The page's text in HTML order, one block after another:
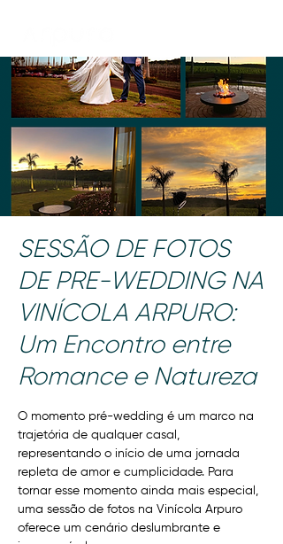
SESSÃO DE FOTOS
DE PRE-WEDDING NA
VINÍCOLA ARPURO:
Um Encontro entre
Romance e Natureza
O momento pré-wedding é um marco na
trajetória de qualquer casal,
representando o início de uma jornada
repleta de amor e cumplicidade. Para
tornar esse momento ainda mais especial,
uma sessão de fotos na Vinícola Arpuro
oferece um cenário deslumbrante e